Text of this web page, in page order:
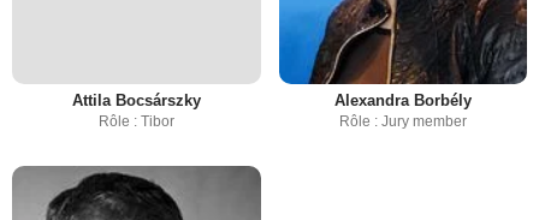
Attila Bocsárszky
Rôle : Tibor
Alexandra Borbély
Rôle : Jury member